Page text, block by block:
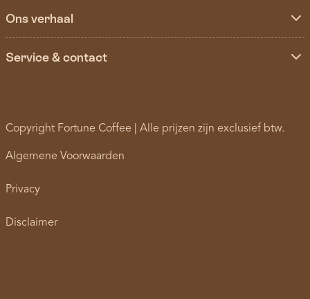
Ons verhaal
Service & contact
Copyright Fortune Coffee | Alle prijzen zijn exclusief btw.
Algemene Voorwaarden
Privacy
Disclaimer